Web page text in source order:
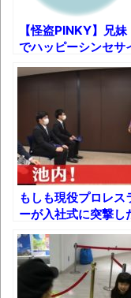
「アメリ
を売った結
【読書感
映画ちい
す(若干ネタ
マケイン9
独学で挑
体験談：
グループ会
【怪盗PINKY】兄妹
でハッピーシンセサ
ザ踊って“みたかっ
た”ｗ
もしも現役プロレス
ーが入社式に突撃し
ら衝撃の結末が!!【
日本プロレス】